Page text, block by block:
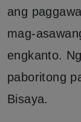
ang
mag-
engkanto.
paboritong
Bisaya.